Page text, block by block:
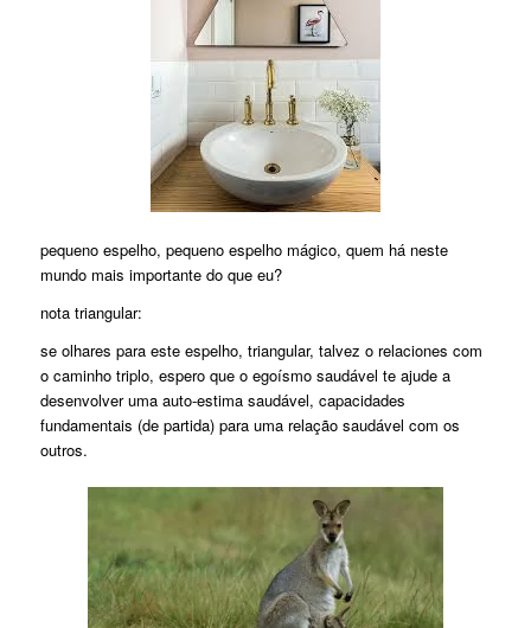
pequeno espelho, pequeno espelho mágico, quem há neste
mundo mais importante do que eu?
nota triangular:
se olhares para este espelho, triangular, talvez o relaciones com
o caminho triplo, espero que o egoísmo saudável te ajude a
desenvolver uma auto-estima saudável, capacidades
fundamentais (de partida) para uma relação saudável com os
outros.